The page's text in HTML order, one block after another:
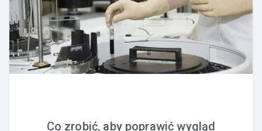
Co zrobić, aby poprawić wygląd